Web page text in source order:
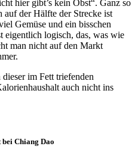
hier gibt’s kein Obst“. Ganz so
auf der Hälfte der Strecke ist
Gemüse und ein bisschen
eigentlich logisch, das, was wie
man nicht auf den Markt
dieser im Fett triefenden
auch nicht ins
Chiang Dao